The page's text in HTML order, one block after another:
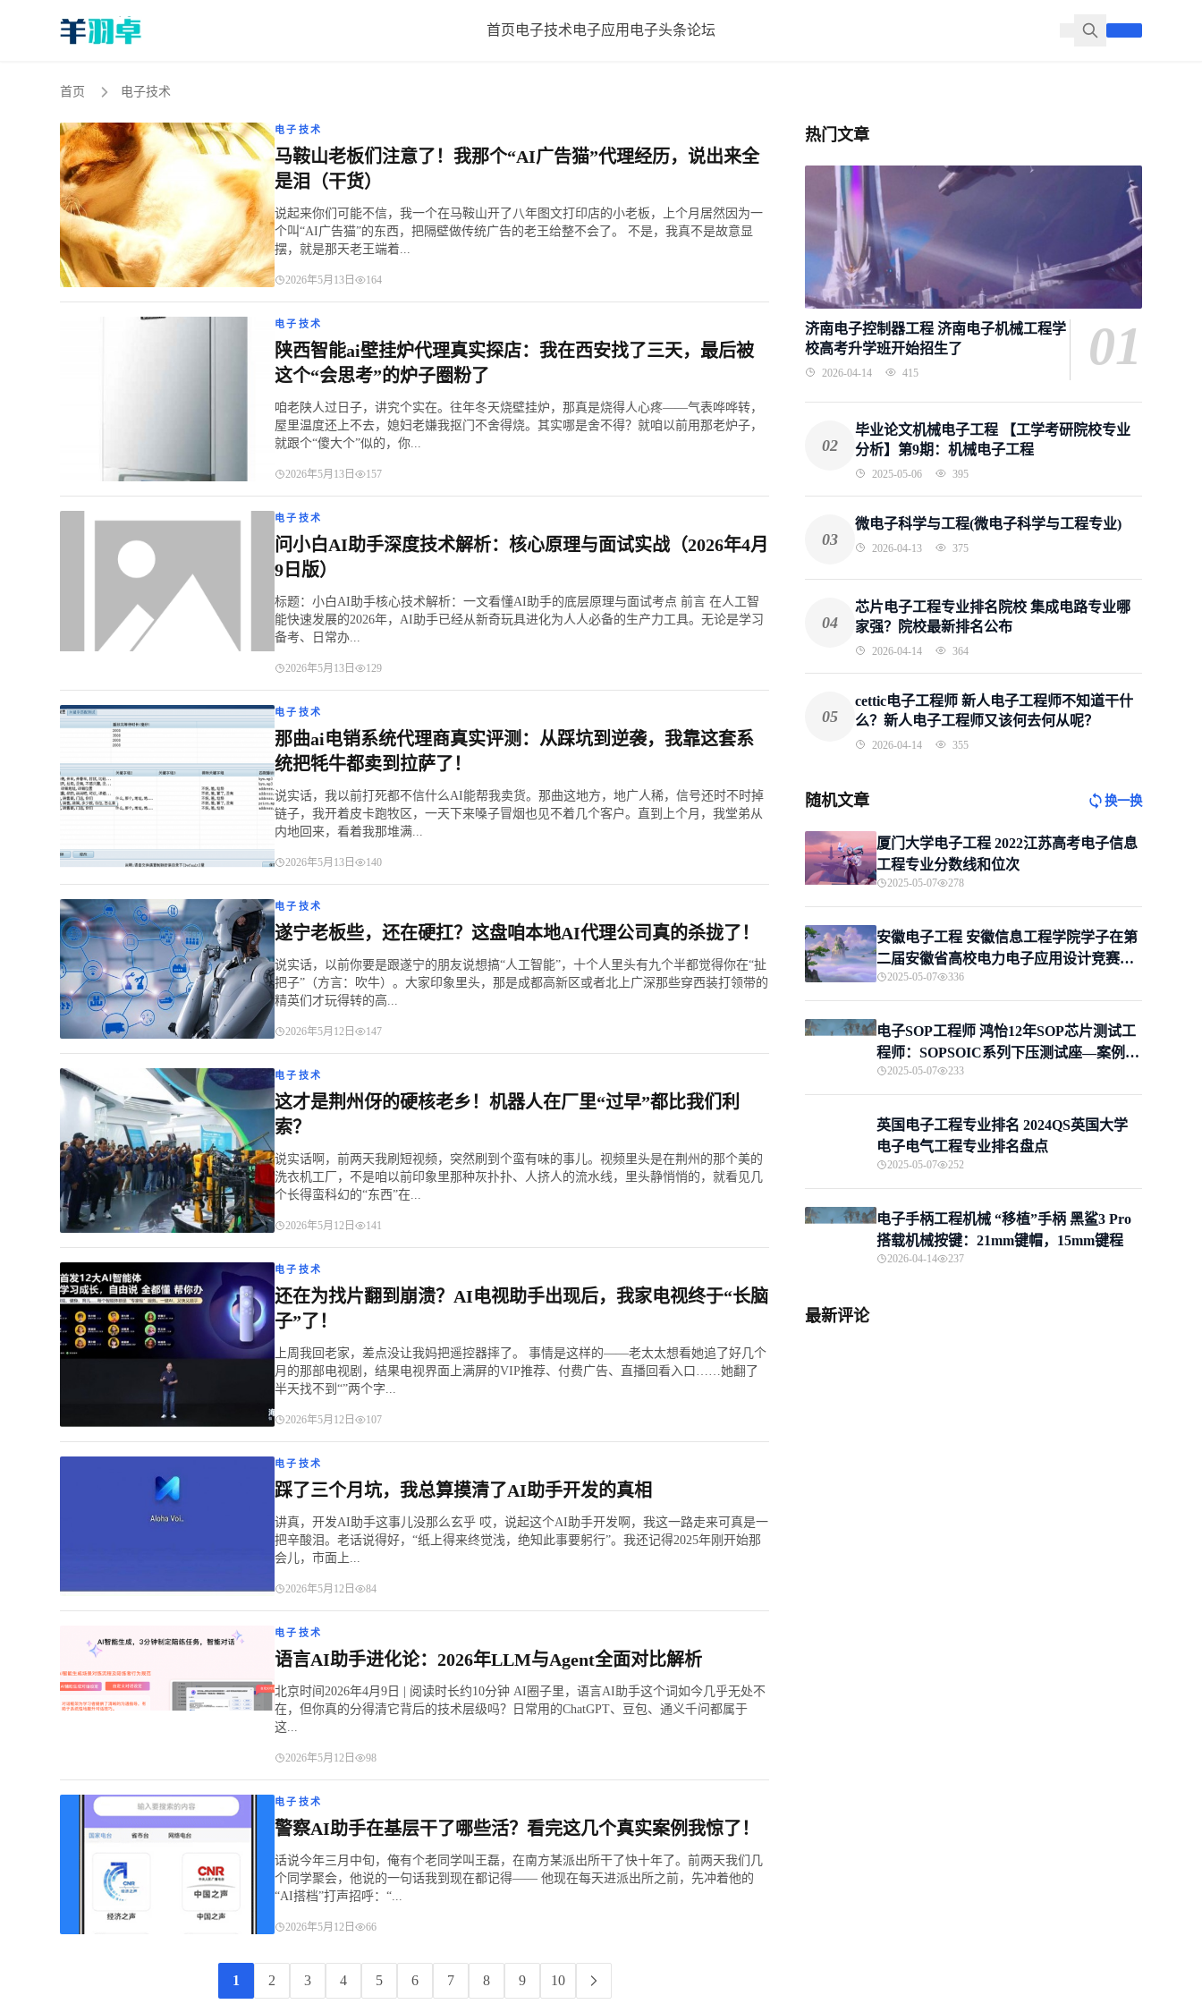
首页 电子技术电子应用 电子头条论坛
首页 电子技术
电子技术
马鞍山老板们注意了！我那个“AI广告猫”代理经历，说出来全
是泪（干货）
说起来你们可能不信，我一个在马鞍山开了八年图文打印店的小老板，上个月居然因为一
个叫“AI广告猫”的东西，把隔壁做传统广告的老王给整不会了。 不是，我真不是故意显
摆，就是那天老王端着...
2026年5月13日 164
电子技术
陕西智能ai壁挂炉代理真实探店：我在西安找了三天，最后被
这个“会思考”的炉子圈粉了
咱老陕人过日子，讲究个实在。往年冬天烧壁挂炉，那真是烧得人心疼——气表哗哗转，
屋里温度还上不去，媳妇老嫌我抠门不舍得烧。其实哪是舍不得？就咱以前用那老炉子，
就跟个“傻大个”似的，你...
2026年5月13日 157
电子技术
问小白AI助手深度技术解析：核心原理与面试实战（2026年4月
9日版）
标题：小白AI助手核心技术解析：一文看懂AI助手的底层原理与面试考点 前言 在人工智
能快速发展的2026年，AI助手已经从新奇玩具进化为人人必备的生产力工具。无论是学习
备考、日常办...
2026年5月13日 129
电子技术
那曲ai电销系统代理商真实评测：从踩坑到逆袭，我靠这套系
统把牦牛都卖到拉萨了！
说实话，我以前打死都不信什么AI能帮我卖货。那曲这地方，地广人稀，信号还时不时掉
链子，我开着皮卡跑牧区，一天下来嗓子冒烟也见不着几个客户。直到上个月，我堂弟从
内地回来，看着我那堆满...
2026年5月13日 140
电子技术
遂宁老板些，还在硬扛？这盘咱本地AI代理公司真的杀拢了！
说实话，以前你要是跟遂宁的朋友说想搞“人工智能”，十个人里头有九个半都觉得你在“扯
把子”（方言：吹牛）。大家印象里头，那是成都高新区或者北上广深那些穿西装打领带的
精英们才玩得转的高...
2026年5月12日 147
电子技术
这才是荆州伢的硬核老乡！机器人在厂里“过早”都比我们利
索？
说实话啊，前两天我刷短视频，突然刷到个蛮有味的事儿。视频里头是在荆州的那个美的
洗衣机工厂，不是咱以前印象里那种灰扑扑、人挤人的流水线，里头静悄悄的，就看见几
个长得蛮科幻的“东西”在...
2026年5月12日 141
电子技术
还在为找片翻到崩溃？AI电视助手出现后，我家电视终于“长脑
子”了！
上周我回老家，差点没让我妈把遥控器摔了。 事情是这样的——老太太想看她追了好几个
月的那部电视剧，结果电视界面上满屏的VIP推荐、付费广告、直播回看入口……她翻了
半天找不到“”两个字...
2026年5月12日 107
电子技术
踩了三个月坑，我总算摸清了AI助手开发的真相
讲真，开发AI助手这事儿没那么玄乎 哎，说起这个AI助手开发啊，我这一路走来可真是一
把辛酸泪。老话说得好，“纸上得来终觉浅，绝知此事要躬行”。我还记得2025年刚开始那
会儿，市面上...
2026年5月12日 84
电子技术
语言AI助手进化论：2026年LLM与Agent全面对比解析
北京时间2026年4月9日 | 阅读时长约10分钟 AI圈子里，语言AI助手这个词如今几乎无处不
在，但你真的分得清它背后的技术层级吗？日常用的ChatGPT、豆包、通义千问都属于
这...
2026年5月12日 98
电子技术
警察AI助手在基层干了哪些活？看完这几个真实案例我惊了！
话说今年三月中旬，俺有个老同学叫王磊，在南方某派出所干了快十年了。前两天我们几
个同学聚会，他说的一句话我到现在都记得—— 他现在每天进派出所之前，先冲着他的
“AI搭档”打声招呼：“...
2026年5月12日 66
1 2 3 4 5 6 7 8 9 10
热门文章
济南电子控制器工程 济南电子机械工程学
校高考升学班开始招生了
2026-04-14 415 01
02
毕业论文机械电子工程 【工学考研院校专业
分析】第9期：机械电子工程
2025-05-06 395
03
微电子科学与工程(微电子科学与工程专业)
2026-04-13 375
04
芯片电子工程专业排名院校 集成电路专业哪
家强？院校最新排名公布
2026-04-14 364
05
cettic电子工程师 新人电子工程师不知道干什
么？新人电子工程师又该何去何从呢？
2026-04-14 355
随机文章 换一换
厦门大学电子工程 2022江苏高考电子信息
工程专业分数线和位次
2025-05-07 278
安徽电子工程 安徽信息工程学院学子在第
二届安徽省高校电力电子应用设计竞赛大
赛中斩获佳绩
2025-05-07 336
电子SOP工程师 鸿怡12年SOP芯片测试工
程师：SOPSOIC系列下压测试座—案例分
享2025-05-07 233
英国电子工程专业排名 2024QS英国大学
电子电气工程专业排名盘点
2025-05-07 252
电子手柄工程机械 “移植”手柄 黑鲨3 Pro
搭载机械按键：21mm键帽，15mm键程
2026-04-14 237
最新评论